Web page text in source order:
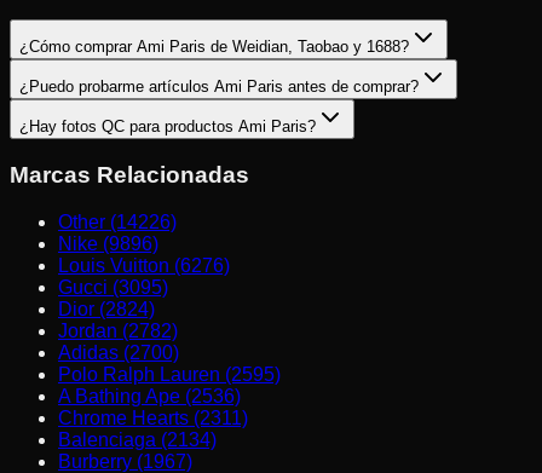
¿Cómo comprar Ami Paris de Weidian, Taobao y 1688?
¿Puedo probarme artículos Ami Paris antes de comprar?
¿Hay fotos QC para productos Ami Paris?
Marcas Relacionadas
Other (14226)
Nike (9896)
Louis Vuitton (6276)
Gucci (3095)
Dior (2824)
Jordan (2782)
Adidas (2700)
Polo Ralph Lauren (2595)
A Bathing Ape (2536)
Chrome Hearts (2311)
Balenciaga (2134)
Burberry (1967)